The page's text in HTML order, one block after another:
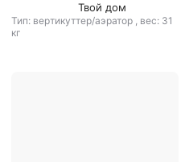
Твой дом
Тип: вертикуттер/аэратор , вес: 31
кг